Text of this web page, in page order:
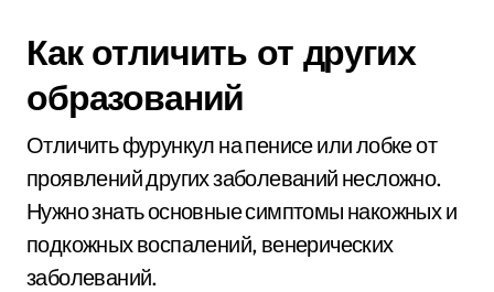
Как отличить от других
образований
Отличить фурункул на пенисе или лобке от
проявлений других заболеваний несложно.
Нужно знать основные симптомы накожных и
подкожных воспалений, венерических
заболеваний.